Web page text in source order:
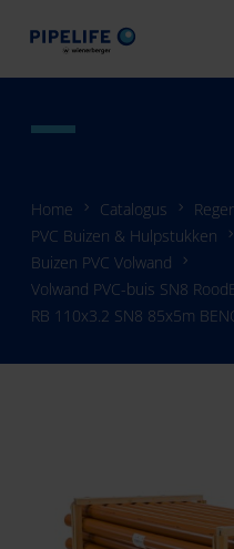
Home Catalogus
PVC Buizen & Hulpstukken
Buizen PVC Volwand
Volwand PVC-buis SN8
RB 110x3.2 SN8 85x5m